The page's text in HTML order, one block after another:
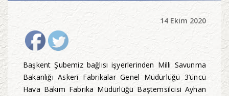
14 Ekim 2020
Başkent Şubemiz bağlısı işyerlerinden Milli Savunma
Bakanlığı Askeri Fabrikalar Genel Müdürlüğü 3’üncü
Hava Bakım Fabrika Müdürlüğü Baştemsilcisi Ayhan